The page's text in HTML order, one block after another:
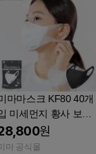
마마스크 KF80 40개
미세먼지 황사 보건
마스크 / 대형 중형
형
원
마 공식몰